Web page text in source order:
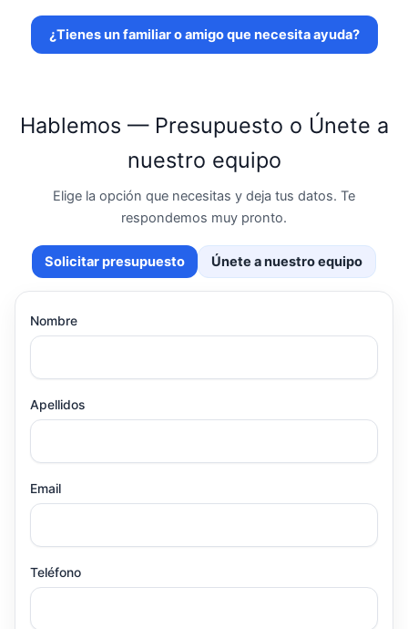
¿Tienes un familiar o amigo que necesita ayuda?
Hablemos — Presupuesto o Únete a
nuestro equipo
Elige la opción que necesitas y deja tus datos. Te
respondemos muy pronto.
Solicitar presupuesto Únete a nuestro equipo
Nombre
Apellidos
Email
Teléfono